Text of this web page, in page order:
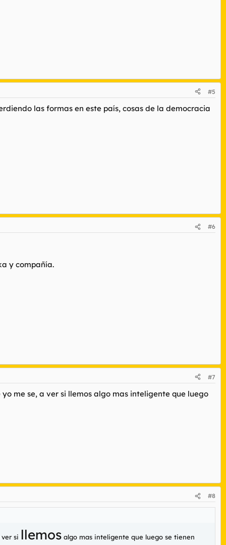
#5
las formas en este país, cosas de la democracia
#6
y compañía.
#7
me se, a ver si llemos algo mas inteligente que luego
#8
si llemos algo mas inteligente que luego se tienen